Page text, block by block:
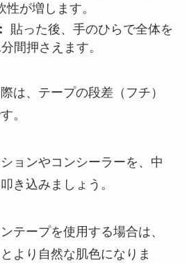
が増します。
貼った後、手のひらで全体を
間押さえます。
は、テープの段差（フチ）
。
ョンやコンシーラーを、中
き込みましょう。
テープを使用する場合は、
より自然な肌色になりま